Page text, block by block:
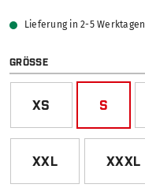
Lieferung in 2-5 Werktagen
GRÖSSE AUSWÄHLEN
XS S
XXL XXXL